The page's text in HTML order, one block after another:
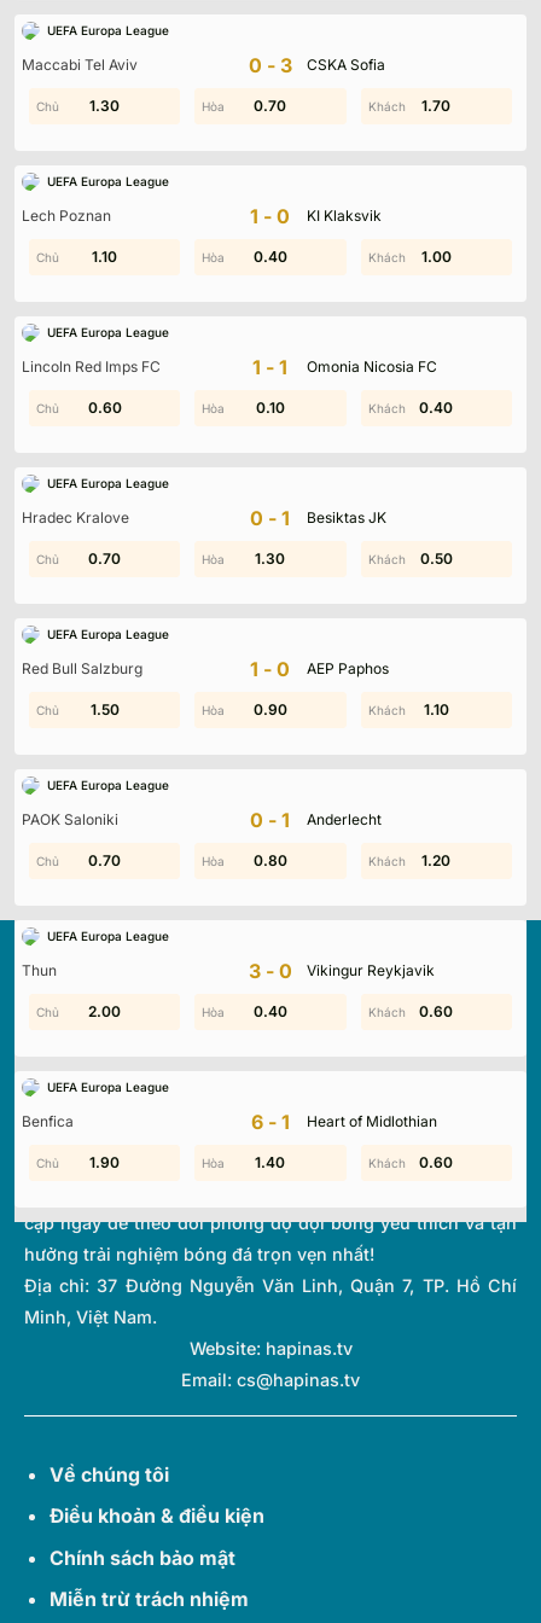
UEFA Europa League
Maccabi Tel Aviv 0-3 CSKA Sofia
0.50 1.80 0.40
1.30 0.70 1.70
UEFA Europa League
Lech Poznan 1-0 KI Klaksvik
0.60 2.00 0.40
1.10 0.40 1.00
UEFA Europa League
Lincoln Red Imps FC 1-1 Omonia Nicosia FC
0.40 1.50 0.20
0.60 0.10 0.40
UEFA Europa League
Hradec Kralove 0-1 Besiktas JK
1.40 1.50 0.10
0.70 1.30 0.50
UEFA Europa League
Red Bull Salzburg 1-0 AEP Paphos
0.10 0.20 0.50
1.50 0.90 1.10
UEFA Europa League
PAOK Saloniki 0-1 Anderlecht
0.80 0.60 1.30
0.70 0.80 1.20
UEFA Europa League
Thun 3-0 Vikingur Reykjavik
2.00 1.70 1.10
2.00 0.40 0.60
UEFA Europa League
Benfica 6-1 Heart of Midlothian
0.50 0.60 0.90
1.90 1.40 0.60
thi đấu và bảng xếp hạng từ hơn 1.000 giải đấu toàn cầu.
Với giao diện tối ưu và tốc độ cập nhật thời gian thực
(Livescore) siêu tốc, chúng tôi giúp bạn không bỏ lỡ bất kỳ
cập ngay để theo dõi phong độ đội bóng yêu thích và tận
hưởng trải nghiệm bóng đá trọn vẹn nhất!
Địa chỉ: 37 Đường Nguyễn Văn Linh, Quận 7, TP. Hồ Chí
Minh, Việt Nam.
Website: hapinas.tv
Email: cs@hapinas.tv
Về chúng tôi
Điều khoản & điều kiện
Chính sách bảo mật
Miễn trừ trách nhiệm